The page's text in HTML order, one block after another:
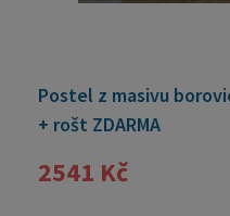
Postel z masivu
+ rošt ZDARMA
2541 Kč